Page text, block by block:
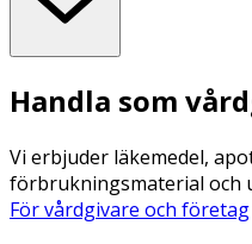
Handla som
Vi erbjuder läkemedel,
förbrukningsmaterial och
För vårdgivare och företag